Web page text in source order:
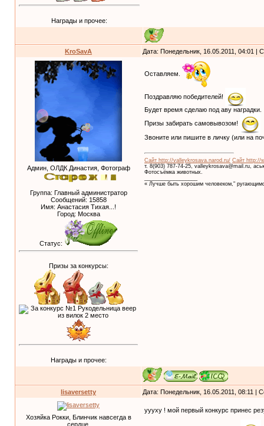
Награды и прочее:
KroSavA Дата: Понедельник, 16.05.2011, 04:01 |
Админ, ОЛДК Династия, Фотограф
Группа: Главный администратор
Сообщений: 15858
Имя: Анастасия Тихая...!
Город: Москва
Статус:
Призы за конкурсы:
Награды и прочее:
Оставляем.
Поздравляю победителей!
Будет время сделаю под аву наградки.
Призы забирать самовывозом!
Звоните или пишите в личку (или на
Сайт http://valleykrosava.narod.ru/ Сайт http://
т. 8(903) 787-74-25, valleykrosava@mail.ru,
Фотосъёмка животных.
« Лучше быть хорошим человеком,"
lisaversetty Дата: Понедельник, 16.05.2011, 08:11 |
Хозяйка Рокки, Блинчик навсегда в
сердце.
уууху ! мой первый конкурс принес